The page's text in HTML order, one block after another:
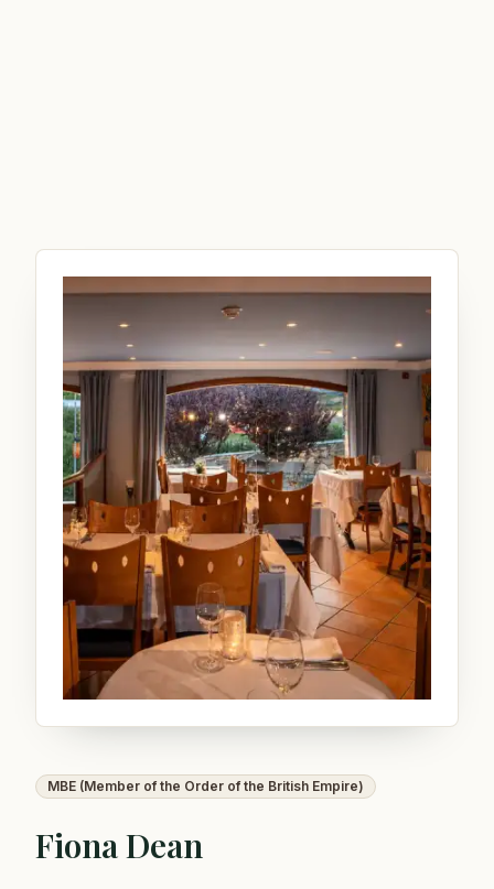
MBE (Member of the Order of the British Empire)
Fiona Dean